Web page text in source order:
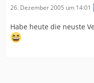
26. Dezember 2005 um 14:01
Habe heute die neuste